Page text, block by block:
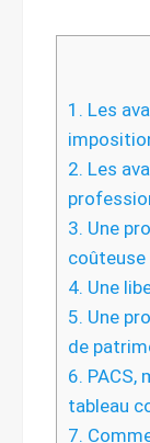
1. Les
2. Les
3. Une
coûteuse
4. Une
5. Une
de
6. PACS,
tableau
7.